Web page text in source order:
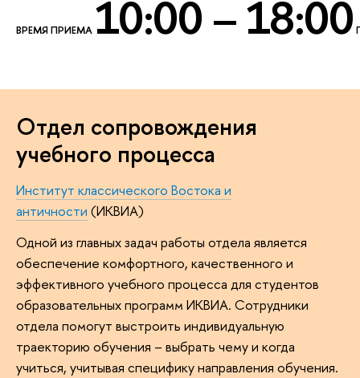
ВРЕМЯ ПРИЕМА 10:00 – 18:00
Отдел сопровождения
учебного процесса
Институт классического Востока и
античности (ИКВИА)
Одной из главных задач работы отдела является
обеспечение комфортного, качественного и
эффективного учебного процесса для студентов
образовательных программ ИКВИА. Сотрудники
отдела помогут выстроить индивидуальную
траекторию обучения – выбрать чему и когда
учиться, учитывая специфику направления обучения.